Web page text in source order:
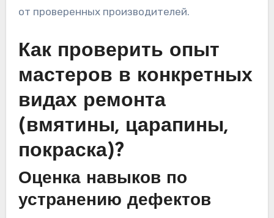
от проверенных производителей.
Как проверить опыт
мастеров в конкретных
видах ремонта
(вмятины, царапины,
покраска)?
Оценка навыков по
устранению дефектов